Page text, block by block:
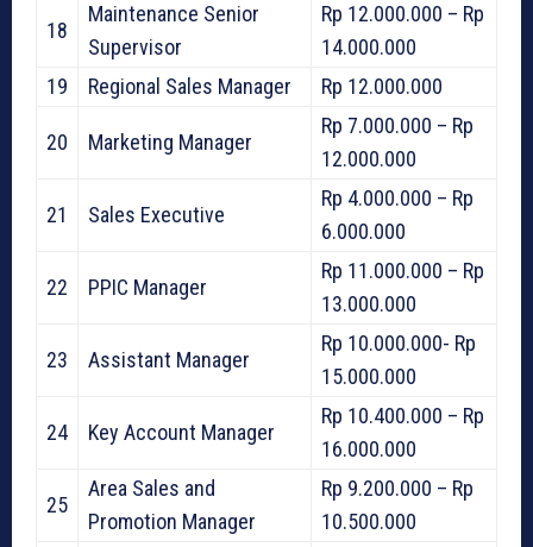
18
Maintenance Senior
Supervisor
Rp 12.000.000 – Rp
14.000.000
19
Regional Sales Manager Rp 12.000.000
20 Marketing Manager
Rp 7.000.000 – Rp
12.000.000
21 Sales Executive
Rp 4.000.000 – Rp
6.000.000
22 PPIC Manager
Rp 11.000.000 – Rp
13.000.000
23 Assistant Manager
Rp 10.000.000- Rp
15.000.000
24 Key Account Manager
Rp 10.400.000 – Rp
16.000.000
25
Area Sales and
Promotion Manager
Rp 9.200.000 – Rp
10.500.000